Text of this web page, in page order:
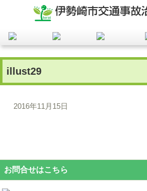
illust29
2016年11月15日
お問合せはこちら